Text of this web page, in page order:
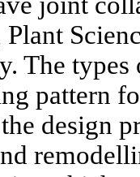
The
pattern
design